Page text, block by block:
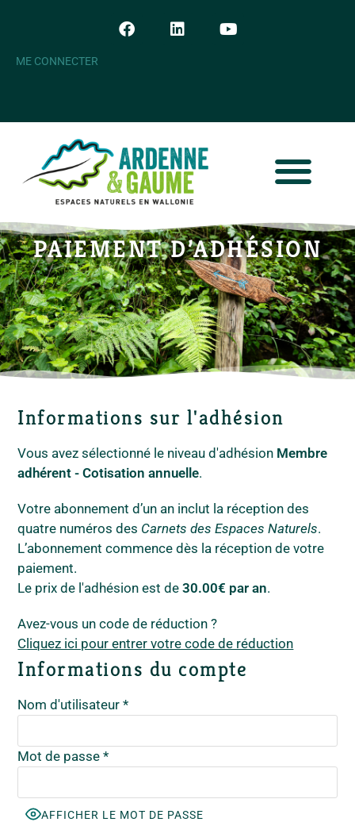
ME CONNECTER
PAIEMENT D’ADHÉSION
Informations sur l'adhésion
Vous avez sélectionné le niveau d'adhésion Membre
adhérent - Cotisation annuelle.
Votre abonnement d’un an inclut la réception des
quatre numéros des Carnets des Espaces Naturels.
L’abonnement commence dès la réception de votre
paiement.
Le prix de l'adhésion est de30.00€ par an.
Avez-vous un code de réduction ?
Cliquez ici pour entrer votre code de réduction
Informations du compte
Nom d'utilisateur *
Mot de passe*
AFFICHER LE MOT DE PASSE